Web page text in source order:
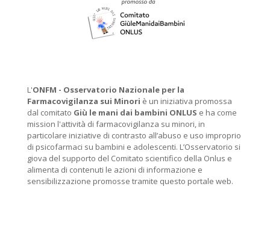
L'ONFM - Osservatorio Nazionale per la
Farmacovigilanza sui Minori è un iniziativa promossa
dal comitato Giù le mani dai bambini ONLUS e ha come
mission l'attività di farmacovigilanza su minori, in
particolare iniziative di contrasto all’abuso e uso improprio
di psicofarmaci su bambini e adolescenti. L’Osservatorio si
giova del supporto del Comitato scientifico della Onlus e
alimenta di contenuti le azioni di informazione e
sensibilizzazione promosse tramite questo portale web.